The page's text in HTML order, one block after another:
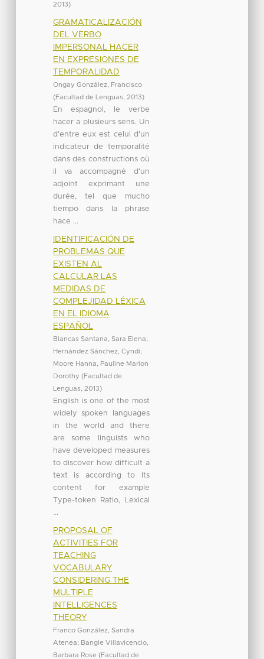
2013)
GRAMATICALIZACIÓN
DEL VERBO
IMPERSONAL HACER
EN EXPRESIONES DE
TEMPORALIDAD
Ongay González, Francisco
(Facultad de Lenguas 2013)
En espagnol, le verbe
hacer a plusieurs sens. Un
d'entre eux est celui d'un
indicateur de temporalité
dans des constructions où
il va accompagné d'un
adjoint exprimant une
durée, tel que mucho
tiempo dans la phrase
hace ...
IDENTIFICACIÓN DE
PROBLEMAS QUE
EXISTEN AL
CALCULAR LAS
MEDIDAS DE
COMPLEJIDAD LÉXICA
EN EL IDIOMA
ESPAÑOL
Blancas Santana, Sara Elena;
Hernández Sánchez, Cyndi;
Moore Hanna, Pauline Marion
Dorothy (Facultad de
Lenguas
2013)
English is one of the most
widely spoken languages
in the world and there
are some linguists who
have developed measures
to discover how difficult a
text is according to its
content for example
Type-token Ratio, Lexical
...
PROPOSAL OF
ACTIVITIES FOR
TEACHING
VOCABULARY
CONSIDERING THE
MULTIPLE
INTELLIGENCES
THEORY
Franco González, Sandra
Atenea; Bangle Villavicencio,
Barbara Rose (Facultad de